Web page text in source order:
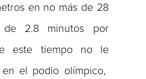
en no más de 28
de 2.8 minutos por
este tiempo no le
el podio olímpico,